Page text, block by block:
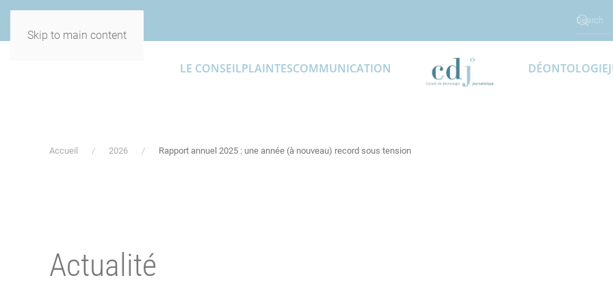
Skip to main content
LE CONSEILPLAINTESCOMMUNICATION DÉONTOLOGIE
Accueil 2026 Rapport annuel 2025 : une année (à nouveau) record sous tension
Actualité